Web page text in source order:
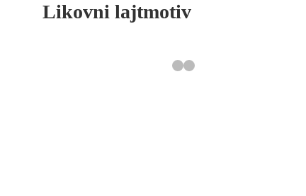
Likovni lajtmotiv